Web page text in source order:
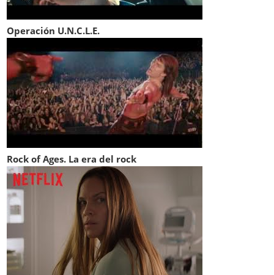
Operación U.N.C.L.E.
Rock of Ages. La era del rock